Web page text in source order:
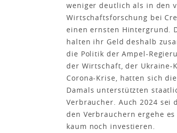
weniger deutlich als in den
Wirtschaftsforschung bei
einen ernsten Hintergrund.
halten ihr Geld deshalb
die Politik der Ampel-
der Wirtschaft, der Ukraine-
Corona-Krise, hatten sich
Damals unterstützten
Verbraucher. Auch 2024 sei
den Verbrauchern ergehe
kaum noch investieren.